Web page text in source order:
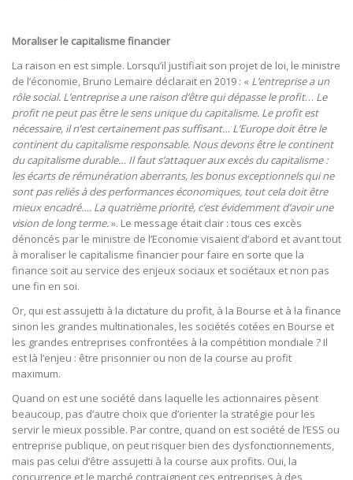
Moraliser le capitalisme financier
La raison en est simple. Lorsqu’il justifiait son projet de loi, le ministre
de l’économie, Bruno Lemaire déclarait en 2019 : « L’entreprise a un
rôle social. L’entreprise a une raison d’être qui dépasse le profit… Le
profit ne peut pas être le sens unique du capitalisme. Le profit est
nécessaire, il n’est certainement pas suffisant… L’Europe doit être le
continent du capitalisme responsable. Nous devons être le continent
du capitalisme durable… Il faut s’attaquer aux excès du capitalisme :
les écarts de rémunération aberrants, les bonus exceptionnels qui ne
sont pas reliés à des performances économiques, tout cela doit être
mieux encadré…. La quatrième priorité, c’est évidemment d’avoir une
vision de long terme.». Le message était clair : tous ces excès
dénoncés par le ministre de l’Economie visaient d’abord et avant tout
à moraliser le capitalisme financier pour faire en sorte que la
finance soit au service des enjeux sociaux et sociétaux et non pas
une fin en soi.
Or, qui est assujetti à la dictature du profit, à la Bourse et à la finance
sinon les grandes multinationales, les sociétés cotées en Bourse et
les grandes entreprises confrontées à la compétition mondiale ? Il
est là l’enjeu : être prisonnier ou non de la course au profit
maximum.
Quand on est une société dans laquelle les actionnaires pèsent
beaucoup, pas d’autre choix que d’orienter la stratégie pour les
servir le mieux possible. Par contre, quand on est société de l’ESS ou
entreprise publique, on peut risquer bien des dysfonctionnements,
mais pas celui d’être assujetti à la course aux profits. Oui, la
concurrence et le marché contraignent ces entreprises à des